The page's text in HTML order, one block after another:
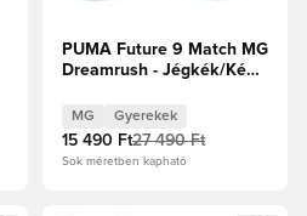
PUMA Future 9 Match MG
Dreamrush - Jégkék/Kék
MG Gyerekek
15 490 Ft27 490 Ft
Sok méretben kapható